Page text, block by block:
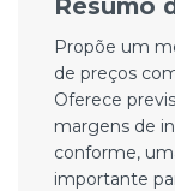
Resumo
Propõe um
de preços
Oferece
margens de
conforme,
importante